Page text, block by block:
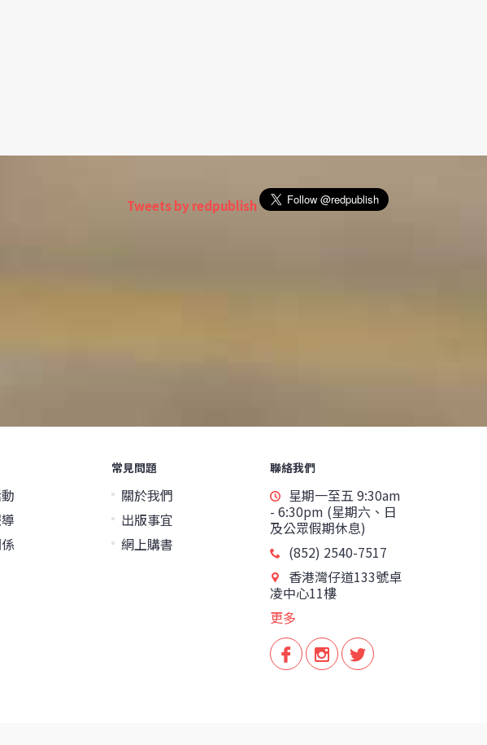
Tweets by redpublish
常見問題
關於我們
出版事宜
網上購書
聯絡我們
星期一至五 9:30am
- 6:30pm (星期六、日
及公眾假期休息)
(852) 2540-7517
香港灣仔道133號卓
凌中心11樓
更多